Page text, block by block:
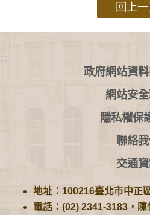
回上
:::
政府網站資
網站安
隱私權保
聯絡
交通
地址：100216臺北市中正
電話：(02) 2341-3183，